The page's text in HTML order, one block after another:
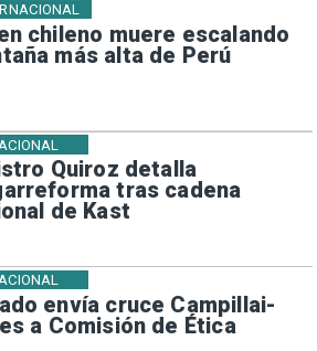
chileno muere escalando
más alta de Perú
Quiroz detalla
tras cadena
de Kast
envía cruce Campillai-
a Comisión de Ética